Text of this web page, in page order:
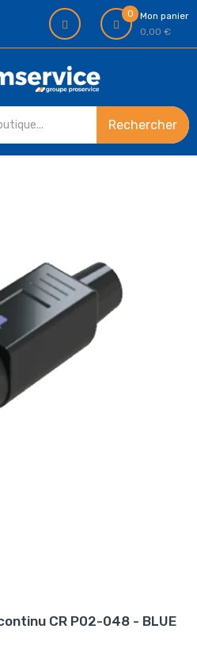
0
Mon panier
0,00 €
Rechercher
CR P02-048 - BLUE